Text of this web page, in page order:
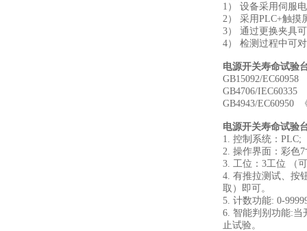
1） 设备采用伺服
2） 采用PLC+触摸
3） 通过更换夹具
4） 检测过程中可
电源开关寿命试验
GB15092/EC60958
GB4706/IEC60335
GB4943/EC60950
电源开关寿命试验
1. 控制系统：PLC;
2. 操作界面：彩色
3. 工位：3工位 （
4. 有推拉测试、按
取）即可。
5. 计数功能: 0-
6. 智能判别功能:当
止试验。